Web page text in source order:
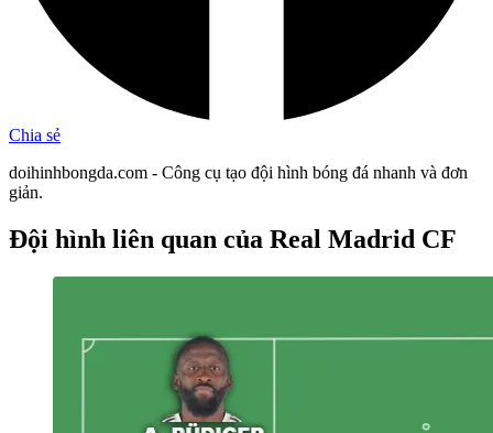
Chia sẻ
doihinhbongda.com - Công cụ tạo đội hình bóng đá nhanh và đơn
giản.
Đội hình liên quan của Real Madrid CF